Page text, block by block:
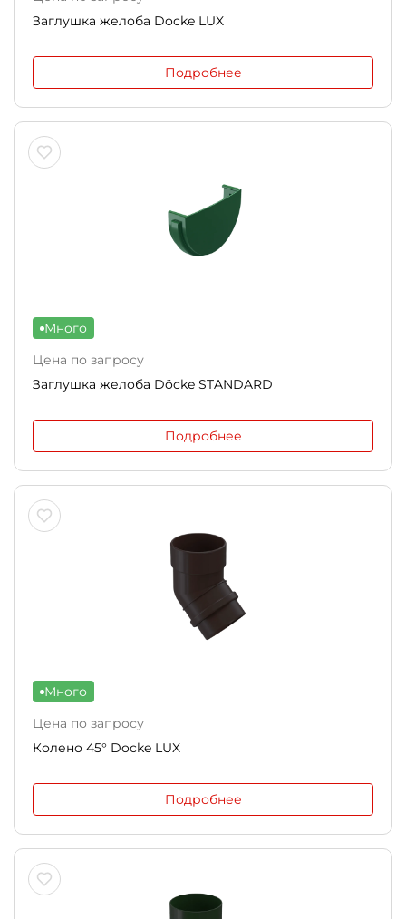
Заглушка желоба Docke LUX
Подробнее
Много
Цена по запросу
Заглушка желоба Döcke STANDARD
Подробнее
Много
Цена по запросу
Колено 45° Docke LUX
Подробнее